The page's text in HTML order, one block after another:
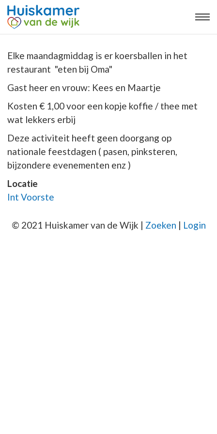
Elke maandagmiddag is er koersballen in het
restaurant "eten bij Oma"
Gast heer en vrouw: Kees en Maartje
Kosten € 1,00 voor een kopje koffie / thee met
wat lekkers erbij
Deze activiteit heeft geen doorgang op
nationale feestdagen ( pasen, pinksteren,
bijzondere evenementen enz )
Locatie
Int Voorste
© 2021 Huiskamer van de Wijk | Zoeken | Login